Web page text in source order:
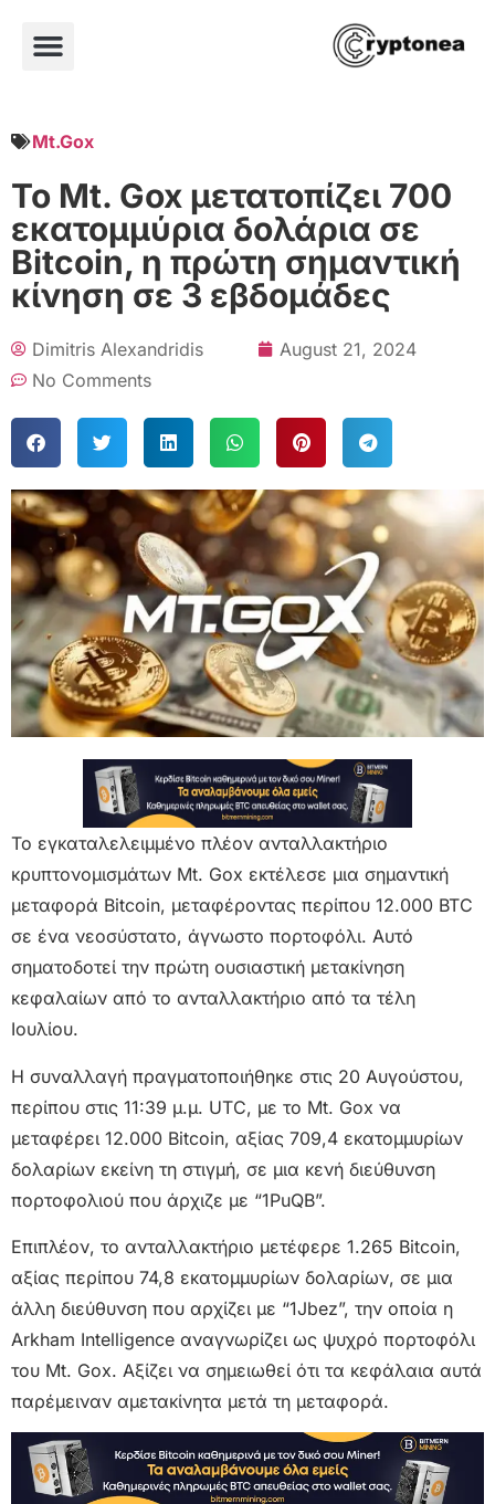
Mt.Gox
Το Mt. Gox μετατοπίζει 700
εκατομμύρια δολάρια σε
Bitcoin, η πρώτη σημαντική
κίνηση σε 3 εβδομάδες
Dimitris Alexandridis
August 21, 2024
No Comments
Το εγκαταλελειμμένο πλέον ανταλλακτήριο
κρυπτονομισμάτων Mt. Gox εκτέλεσε μια σημαντική
μεταφορά Bitcoin, μεταφέροντας περίπου 12.000 BTC
σε ένα νεοσύστατο, άγνωστο πορτοφόλι. Αυτό
σηματοδοτεί την πρώτη ουσιαστική μετακίνηση
κεφαλαίων από το ανταλλακτήριο από τα τέλη
Ιουλίου.
Η συναλλαγή πραγματοποιήθηκε στις 20 Αυγούστου,
περίπου στις 11:39 μ.μ. UTC, με το Mt. Gox να
μεταφέρει 12.000 Bitcoin, αξίας 709,4 εκατομμυρίων
δολαρίων εκείνη τη στιγμή, σε μια κενή διεύθυνση
πορτοφολιού που άρχιζε με “1PuQB”.
Επιπλέον, το ανταλλακτήριο μετέφερε 1.265 Bitcoin,
αξίας περίπου 74,8 εκατομμυρίων δολαρίων, σε μια
άλλη διεύθυνση που αρχίζει με “1Jbez”, την οποία η
Arkham Intelligence αναγνωρίζει ως ψυχρό πορτοφόλι
του Mt. Gox. Αξίζει να σημειωθεί ότι τα κεφάλαια αυτά
παρέμειναν αμετακίνητα μετά τη μεταφορά.